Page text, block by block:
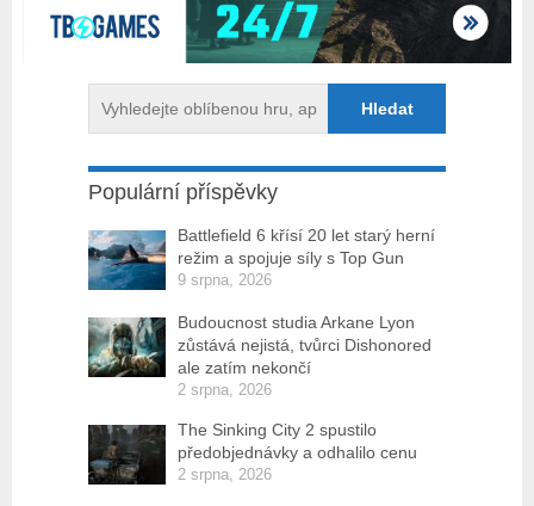
Populární příspěvky
Battlefield 6 křísí 20 let starý herní
režim a spojuje síly s Top Gun
9 srpna, 2026
Budoucnost studia Arkane Lyon
zůstává nejistá, tvůrci Dishonored
ale zatím nekončí
2 srpna, 2026
The Sinking City 2 spustilo
předobjednávky a odhalilo cenu
2 srpna, 2026